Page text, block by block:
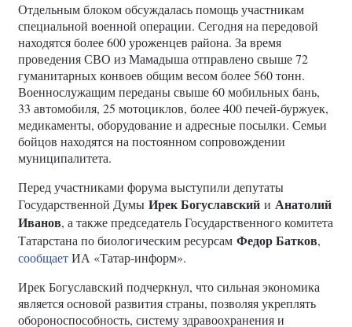
Отдельным блоком обсуждалась помощь участникам
специальной военной операции. Сегодня на передовой
находятся более 600 уроженцев района. За время
проведения СВО из Мамадыша отправлено свыше 72
гуманитарных конвоев общим весом более 560 тонн.
Военнослужащим переданы свыше 60 мобильных бань,
33 автомобиля, 25 мотоциклов, более 400 печей-буржуек,
медикаменты, оборудование и адресные посылки. Семьи
бойцов находятся на постоянном сопровождении
муниципалитета.
Перед участниками форума выступили депутаты
Государственной Думы Ирек Богуславский и Анатолий
Иванов, а также председатель Государственного комитета
Татарстана по биологическим ресурсам Федор Батков,
сообщаетИА «Татар-информ».
Ирек Богуславский подчеркнул, что сильная экономика
является основой развития страны, позволяя укреплять
обороноспособность, систему здравоохранения и